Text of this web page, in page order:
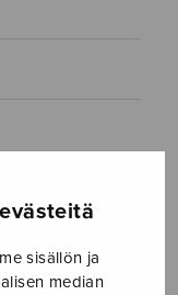
sisällön ja
median